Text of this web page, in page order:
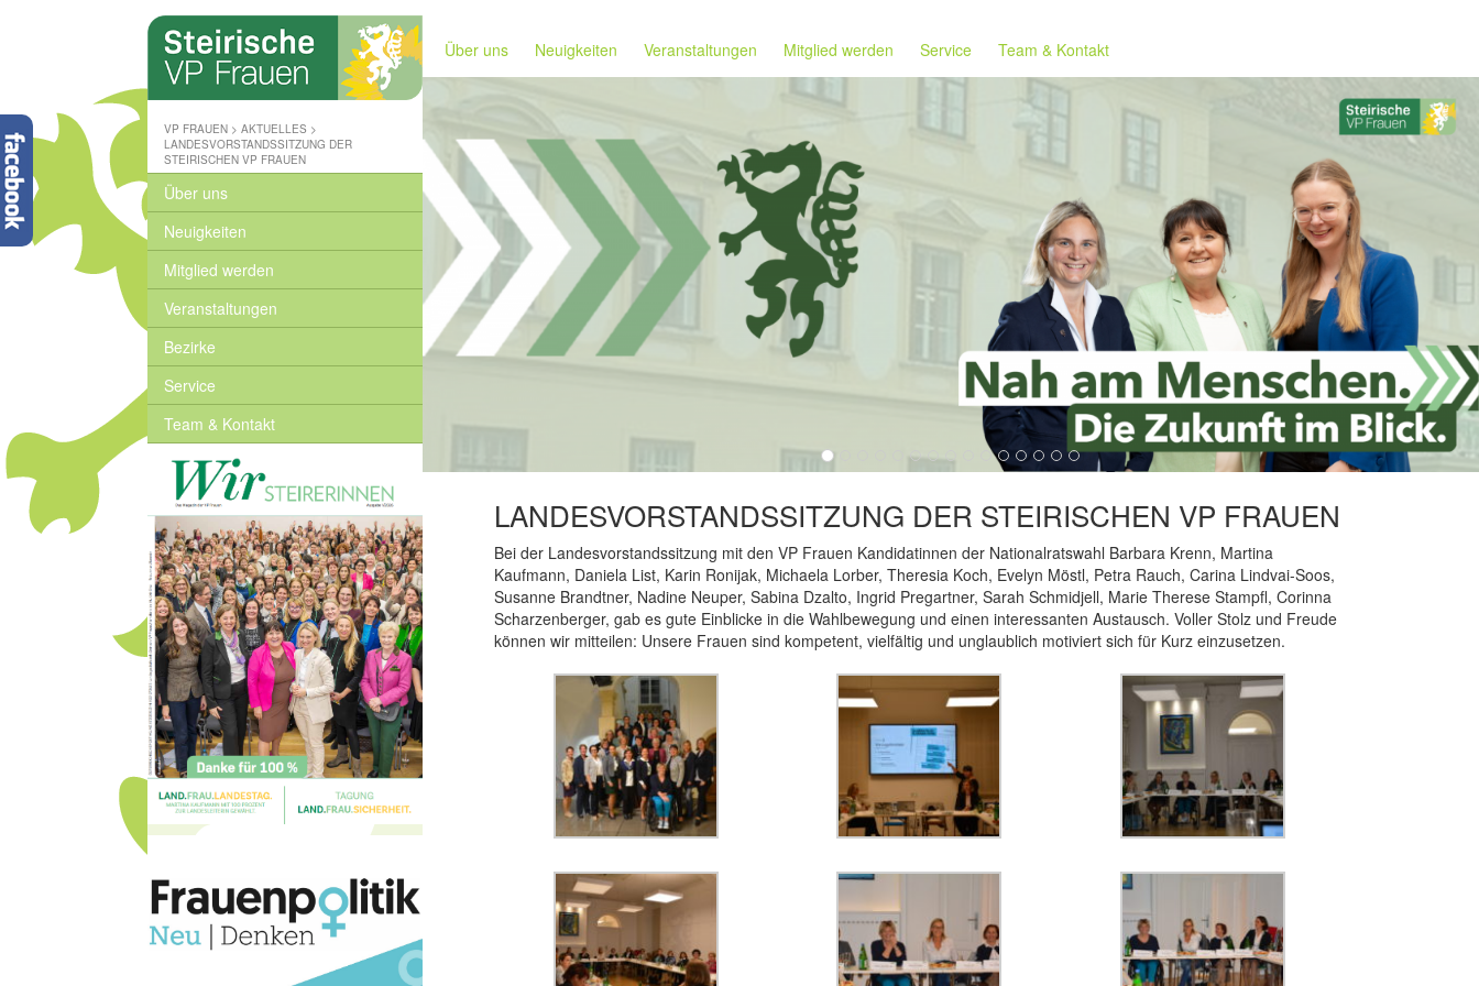
Steirische
Volkspartei
Wo
wir
zuhause
sind
www.stvp.at
VP FRAUEN >AKTUELLES >
LANDESVORSTANDSSITZUNG DER
STEIRISCHEN VP FRAUEN
Über uns
Neuigkeiten
Mitglied werden
Veranstaltungen
Bezirke
Service
Team & Kontakt
Über uns Neuigkeiten Veranstaltungen Mitglied werden Service Team & Kontakt
LANDESVORSTANDSSITZUNG DER STEIRISCHEN VP FRAUEN
Bei der Landesvorstandssitzung mit den VP Frauen Kandidatinnen der Nationalratswahl Barbara Krenn, Martina
Kaufmann, Daniela List, Karin Ronijak, Michaela Lorber, Theresia Koch, Evelyn Möstl, Petra Rauch, Carina Lindvai-Soos,
Susanne Brandtner, Nadine Neuper, Sabina Dzalto, Ingrid Pregartner, Sarah Schmidjell, Marie Therese Stampfl, Corinna
Scharzenberger, gab es gute Einblicke in die Wahlbewegung und einen interessanten Austausch. Voller Stolz und Freude
können wir mitteilen: Unsere Frauen sind kompetent, vielfältig und unglaublich motiviert sich für Kurz einzusetzen.